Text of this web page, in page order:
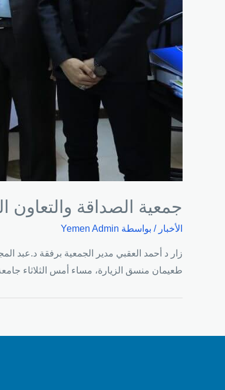
جمعية الصداقة والتعاون
الأخبار / بواسطة Yemen Admin
زار د أحمد العقبي مدير الجمعية برفقة د.عبد
طعيمان منسق الزيارة، مساء أمس الثلاثاء